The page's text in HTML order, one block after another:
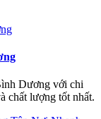
Dương với chi
chất lượng tốt nhất.